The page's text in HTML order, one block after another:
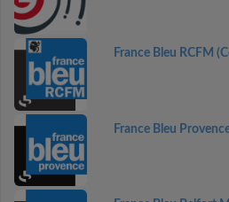
France Bleu RCFM
France Bleu